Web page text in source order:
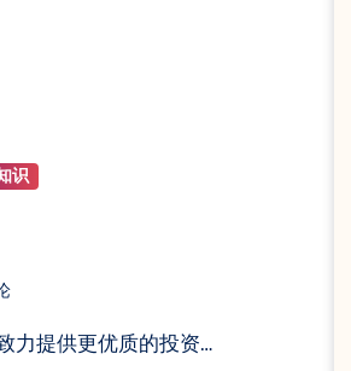
识
力提供更优质的投资…